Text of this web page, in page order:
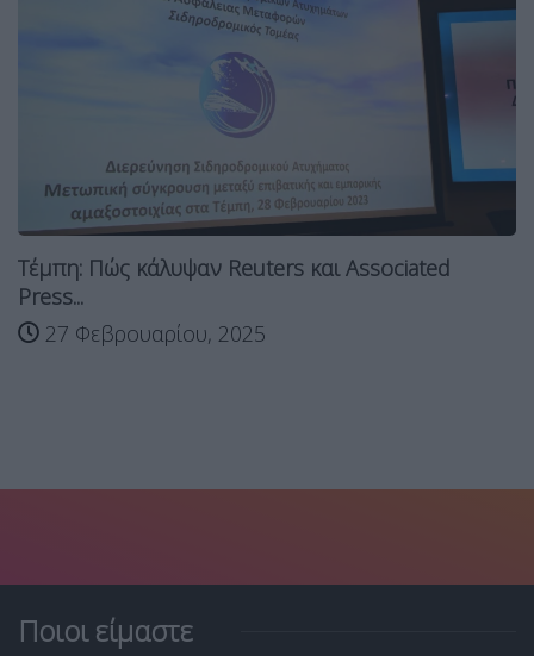
Τέμπη: Πώς κάλυψαν Reuters και Associated
Press...
27 Φεβρουαρίου, 2025
Ποιοι είμαστε